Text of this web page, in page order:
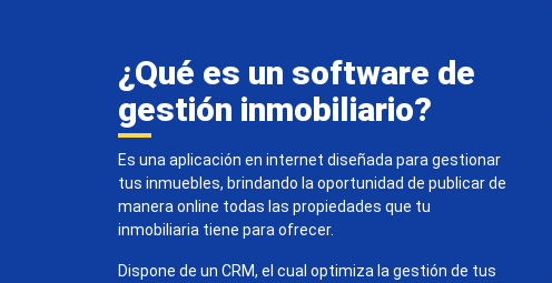
¿Qué es un software de
gestión inmobiliario?
Es una aplicación en internet diseñada para gestionar
tus inmuebles, brindando la oportunidad de publicar de
manera online todas las propiedades que tu
inmobiliaria tiene para ofrecer.
Dispone de un CRM, el cual optimiza la gestión de tus